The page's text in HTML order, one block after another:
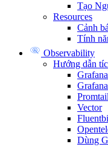
Tạo
Resources
Cảnh
Tính
Observability
Hướng dẫn
Promtail
Vector
Dùng